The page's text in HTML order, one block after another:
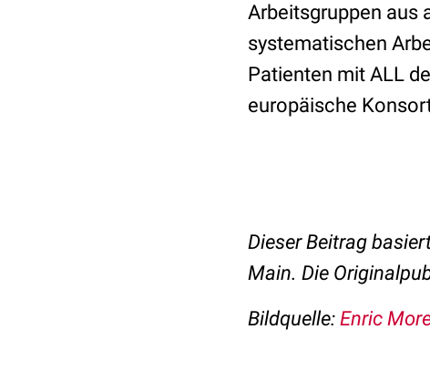
Arbeitsgruppen aus
systematischen
Patienten mit ALL
europäische
Dieser Beitrag
Main. Die
Bildquelle: Enric